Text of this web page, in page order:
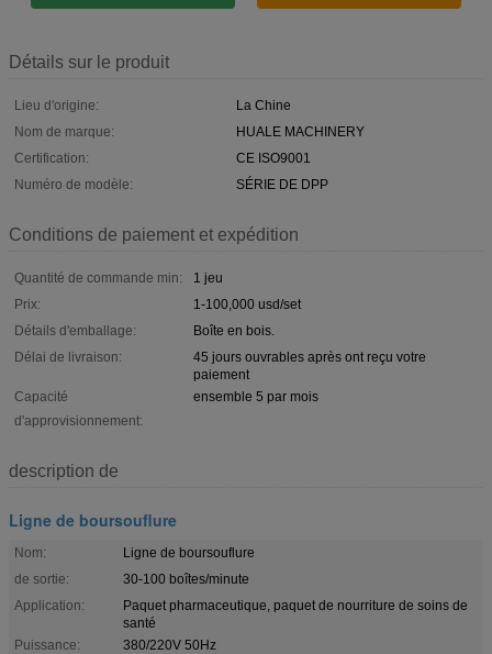
Détails sur le produit
Lieu d'origine:
La Chine
Nom de marque:
HUALE MACHINERY
Certification:
CE ISO9001
Numéro de modèle:
SÉRIE DE DPP
Conditions de paiement et expédition
Quantité de commande min:
1 jeu
Prix:
1-100,000 usd/set
Détails d'emballage:
Boîte en bois.
Délai de livraison:
45 jours ouvrables après ont reçu votre
paiement
Capacité
d'approvisionnement:
ensemble 5 par mois
description de
Ligne de boursouflure
Nom:
Ligne de boursouflure
de sortie:
30-100 boîtes/minute
Application:
Paquet pharmaceutique, paquet de nourriture de soins de
santé
Puissance:
380/220V 50Hz